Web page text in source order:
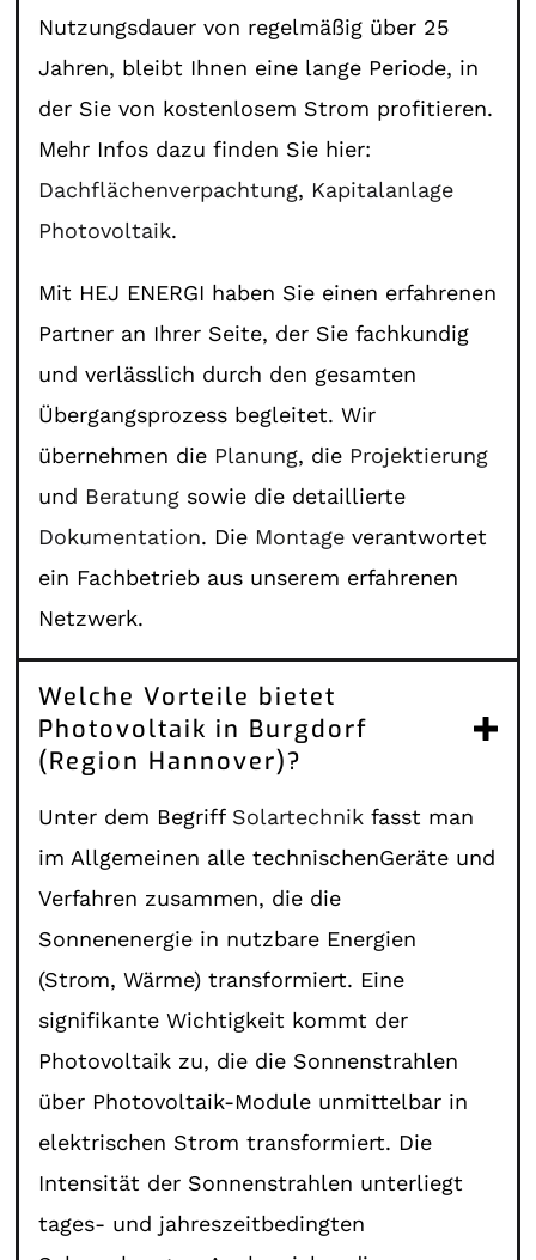
Nutzungsdauer von regelmäßig über 25
Jahren, bleibt Ihnen eine lange Periode, in
der Sie von kostenlosem Strom profitieren.
Mehr Infos dazu finden Sie hier:
Dachflächenverpachtung, Kapitalanlage
Photovoltaik.
Mit HEJ ENERGI haben Sie einen erfahrenen
Partner an Ihrer Seite, der Sie fachkundig
und verlässlich durch den gesamten
Übergangsprozess begleitet. Wir
übernehmen die Planung, die Projektierung
und Beratung sowie die detaillierte
Dokumentation. Die Montage verantwortet
ein Fachbetrieb aus unserem erfahrenen
Netzwerk.
Welche Vorteile bietet
Photovoltaik in Burgdorf
(Region Hannover)?
Unter dem Begriff Solartechnik fasst man
im Allgemeinen alle technischenGeräte und
Verfahren zusammen, die die
Sonnenenergie in nutzbare Energien
(Strom, Wärme) transformiert. Eine
signifikante Wichtigkeit kommt der
Photovoltaik zu, die die Sonnenstrahlen
über Photovoltaik-Module unmittelbar in
elektrischen Strom transformiert. Die
Intensität der Sonnenstrahlen unterliegt
tages- und jahreszeitbedingten